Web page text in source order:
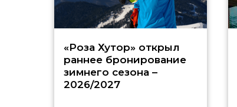
«Роза Хутор» открыл
раннее бронирование
зимнего сезона –
2026/2027